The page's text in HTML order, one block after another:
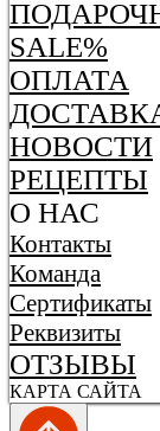
SALE%
ОПЛАТА
НОВОСТИ
РЕЦЕПТЫ
О НАС
Контакты
Команда
Сертификаты
Реквизиты
ОТЗЫВЫ
КАРТА САЙТА